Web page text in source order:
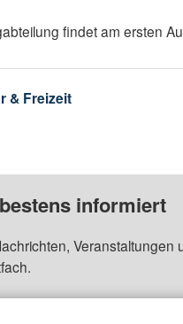
findet am ersten
& Freizeit
informiert
Veranstaltungen